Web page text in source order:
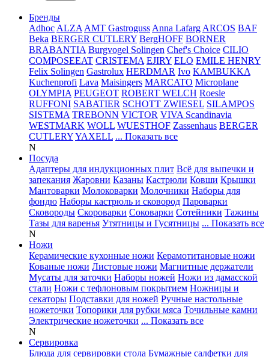
Бренды
Adhoc ALZA AMT Gastroguss Anna Lafarg ARCOS BAF
Beka BERGER CUTLERY BergHOFF BORNER
BRABANTIA Burgvogel Solingen Chef's Choice CILIO
COMPOSEEAT CRISTEMA EJIRY ELO EMILE HENRY
Felix Solingen Gastrolux HERDMAR Ivo KAMBUKKA
Kuchenprofi Lava Maisingers MARCATO Microplane
OLYMPIA PEUGEOT ROBERT WELCH Roesle
RUFFONI SABATIER SCHOTT ZWIESEL SILAMPOS
SISTEMA TREBONN VICTOR VIVA Scandinavia
WESTMARK WOLL WUESTHOF Zassenhaus BERGER
CUTLERYYAXELL ... Показать все
N
Посуда
Адаптеры для индукционных плит Всё для выпечки и
запекания Жаровни Казаны Кастрюли Ковши Крышки
Мантоварки Молоковарки Молочники Наборы для
фондю Наборы кастрюль и сковород Пароварки
Сковороды Скороварки Соковарки Сотейники Тажины
Тазы для варенья Утятницы и Гусятницы ... Показать все
N
Ножи
Керамические кухонные ножи Керамотитановые ножи
Кованые ножи Листовые ножи Магнитные держатели
Мусаты для заточки Наборы ножей Ножи из дамасской
стали Ножи с тефлоновым покрытием Ножницы и
секаторы Подставки для ножей Ручные настольные
ножеточки Топорики для рубки мяса Точильные камни
Электрические ножеточки ... Показать все
N
Сервировка
Блюда для сервировки стола Бумажные салфетки для